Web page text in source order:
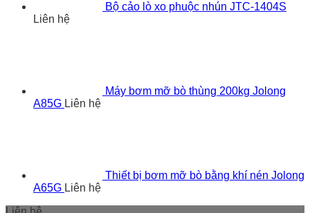
Bộ cảo lò xo phuộc nhún JTC-1404S
Liên hệ
Máy bơm mỡ bò thùng 200kg Jolong
A85G Liên hệ
Thiết bị bơm mỡ bò bằng khí nén Jolong
A65G Liên hệ